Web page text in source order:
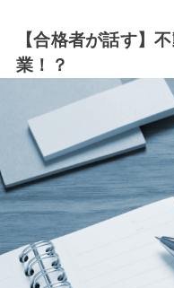
【合格者が話す】
業！？